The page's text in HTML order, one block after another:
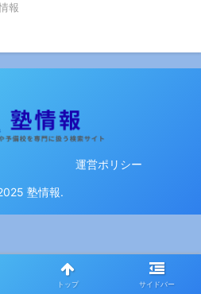
報
運営ポリシー
塾情報.
トップ サイドバー